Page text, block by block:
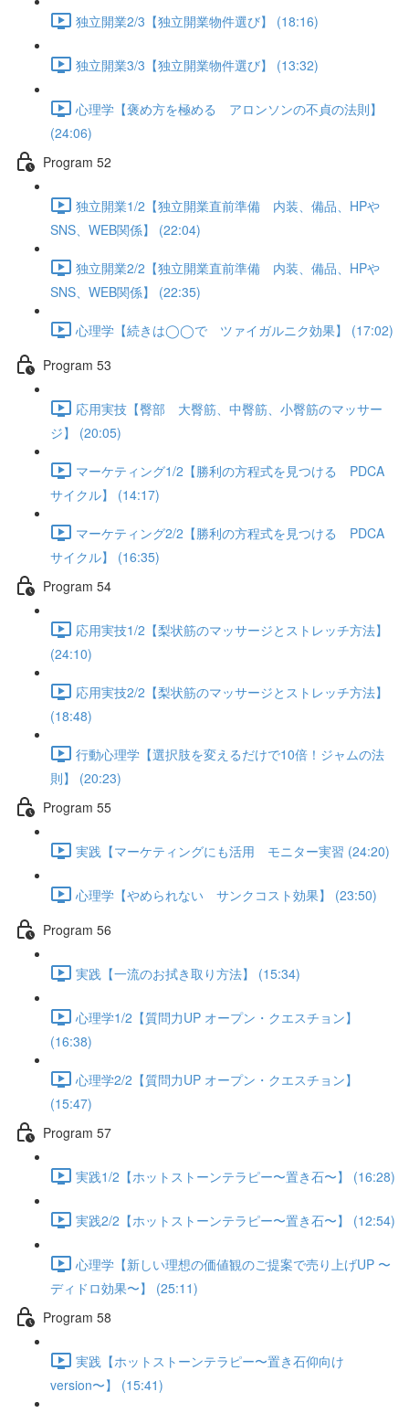
独立開業2/3【独立開業物件選び】 (18:16)
独立開業3/3【独立開業物件選び】 (13:32)
心理学【褒め方を極める アロンソンの不貞の法則】
(24:06)
Program 52
独立開業1/2【独立開業直前準備 内装、備品、HPや
SNS、WEB関係】 (22:04)
独立開業2/2【独立開業直前準備 内装、備品、HPや
SNS、WEB関係】 (22:35)
心理学【続きは◯◯で ツァイガルニク効果】 (17:02)
Program 53
応用実技【臀部 大臀筋、中臀筋、小臀筋のマッサー
ジ】 (20:05)
マーケティング1/2【勝利の方程式を見つける PDCA
サイクル】 (14:17)
マーケティング2/2【勝利の方程式を見つける PDCA
サイクル】 (16:35)
Program 54
応用実技1/2【梨状筋のマッサージとストレッチ方法】
(24:10)
応用実技2/2【梨状筋のマッサージとストレッチ方法】
(18:48)
行動心理学【選択肢を変えるだけで10倍！ジャムの法
則】 (20:23)
Program 55
実践【マーケティングにも活用 モニター実習 (24:20)
心理学【やめられない サンクコスト効果】 (23:50)
Program 56
実践【一流のお拭き取り方法】 (15:34)
心理学1/2【質問力UP オープン・クエスチョン】
(16:38)
心理学2/2【質問力UP オープン・クエスチョン】
(15:47)
Program 57
実践1/2【ホットストーンテラピー〜置き石〜】 (16:28)
実践2/2【ホットストーンテラピー〜置き石〜】 (12:54)
心理学【新しい理想の価値観のご提案で売り上げUP 〜
ディドロ効果〜】 (25:11)
Program 58
実践【ホットストーンテラピー〜置き石仰向け
version〜】 (15:41)